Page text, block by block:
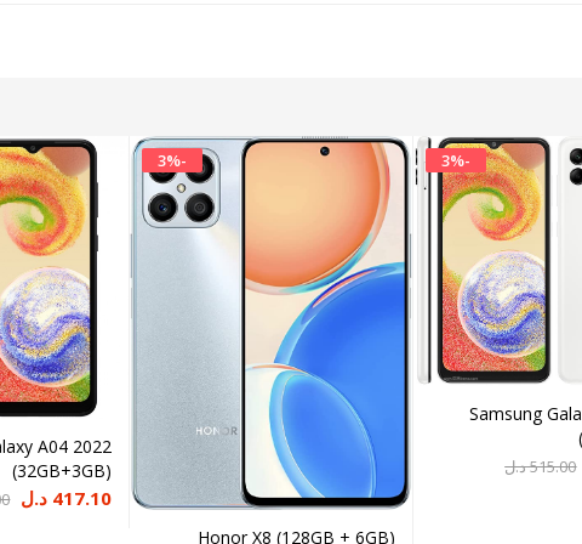
-
3%
Samsung
515.00د.ل
-
3%
Honor X8 (128GB + 6GB)
A04 2022
(32GB+3GB)
417.10 د.ل